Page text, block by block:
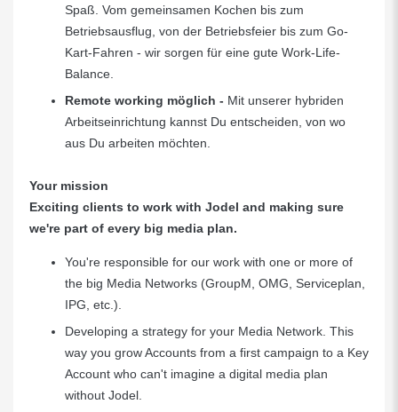
Spaß. Vom gemeinsamen Kochen bis zum
Betriebsausflug, von der Betriebsfeier bis zum Go-
Kart-Fahren - wir sorgen für eine gute Work-Life-
Balance.
Remote working möglich - Mit unserer hybriden
Arbeitseinrichtung kannst Du entscheiden, von wo
aus Du arbeiten möchten.
Your mission
Exciting clients to work with Jodel and making sure
we're part of every big media plan.
You're responsible for our work with one or more of
the big Media Networks (GroupM, OMG, Serviceplan,
IPG, etc.).
Developing a strategy for your Media Network. This
way you grow Accounts from a first campaign to a Key
Account who can't imagine a digital media plan
without Jodel.